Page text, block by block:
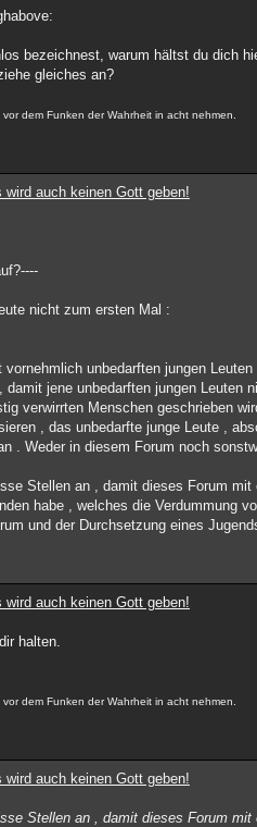
bezeichnest, warum hältst du dich
gleiches an?
dem Funken der Wahrheit in acht nehmen.
auch keinen Gott geben!
nicht zum ersten Mal :
vornehmlich unbedarften jungen
damit jene unbedarften jungen
verwirrten Menschen geschrieben
, das unbedarfte junge Leute ,
. Weder in diesem Forum noch
Stellen an , damit dieses Forum
habe , welches die Verdummung
und der Durchsetzung eines
auch keinen Gott geben!
halten.
dem Funken der Wahrheit in acht nehmen.
auch keinen Gott geben!
Stellen an , damit dieses Forum